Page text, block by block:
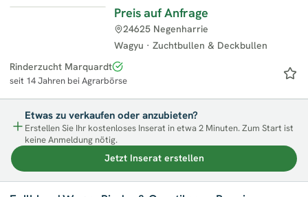
Preis auf Anfrage
Wagyu · Zuchtbullen & Deckbullen
24625 Negenharrie
Rinderzucht Marquardt
seit 14 Jahren bei Agrarbörse
Etwas zu verkaufen oder anzubieten?
Erstellen Sie Ihr kostenloses Inserat in etwa 2 Minuten. Zum Start ist
keine Anmeldung nötig.
Jetzt Inserat erstellen